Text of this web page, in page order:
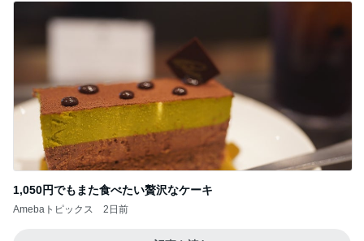
1,050円でもまた食べたい贅沢なケーキ
Amebaトピックス 2日前